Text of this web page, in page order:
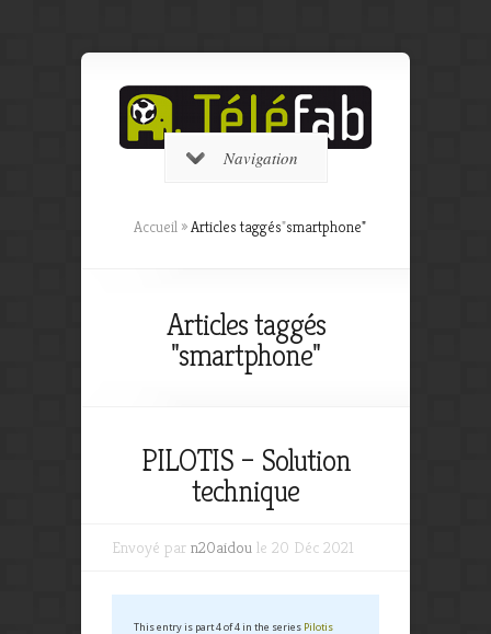
Navigation
Accueil »Articles taggés"smartphone"
Articles taggés
"smartphone"
PILOTIS – Solution
technique
Envoyé par n20aidou le 20 Déc 2021
This entry is part 4 of 4 in the series Pilotis